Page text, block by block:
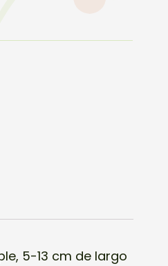
5-13 cm de largo